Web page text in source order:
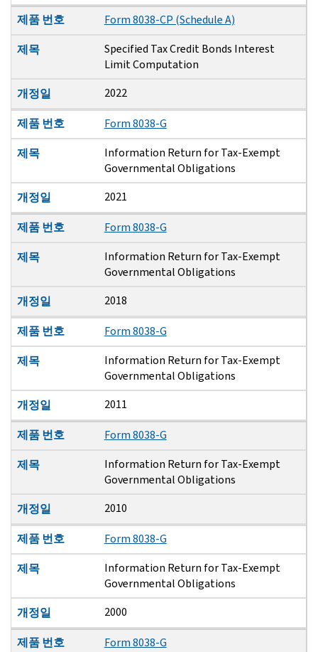
제품 번호
Form 8038-CP (Schedule A)
제목
Specified Tax Credit Bonds Interest
Limit Computation
개정일
2022
제품 번호
Form 8038-G
제목
Information Return for Tax-Exempt
Governmental Obligations
개정일
2021
제품 번호
Form 8038-G
제목
Information Return for Tax-Exempt
Governmental Obligations
개정일
2018
제품 번호
Form 8038-G
제목
Information Return for Tax-Exempt
Governmental Obligations
개정일
2011
제품 번호
Form 8038-G
제목
Information Return for Tax-Exempt
Governmental Obligations
개정일
2010
제품 번호
Form 8038-G
제목
Information Return for Tax-Exempt
Governmental Obligations
개정일
2000
제품 번호
Form 8038-G